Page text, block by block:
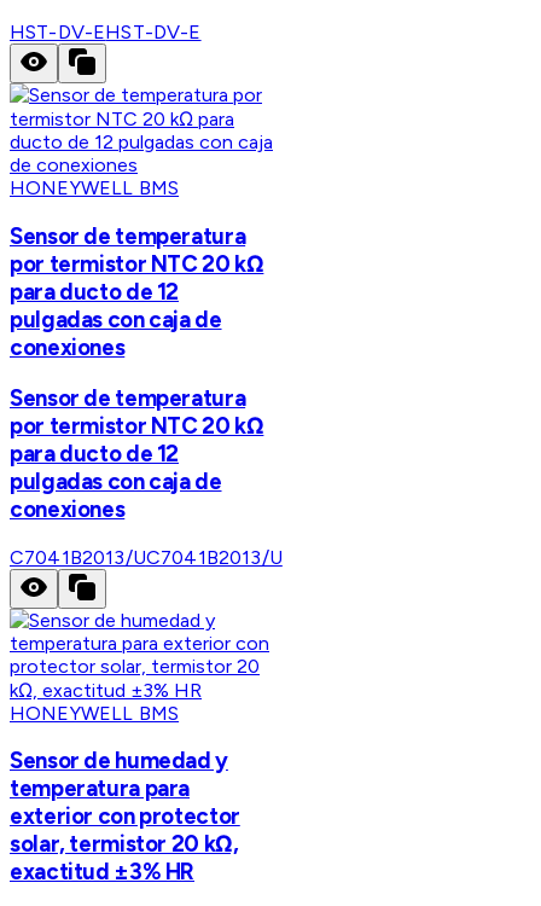
HST-DV-EHST-DV-E
HONEYWELL BMS
Sensor de temperatura
por termistor NTC 20 kΩ
para ducto de 12
pulgadas con caja de
conexiones
Sensor de temperatura
por termistor NTC 20 kΩ
para ducto de 12
pulgadas con caja de
conexiones
C7041B2013/UC7041B2013/U
HONEYWELL BMS
Sensor de humedad y
temperatura para
exterior con protector
solar, termistor 20 kΩ,
exactitud ±3% HR